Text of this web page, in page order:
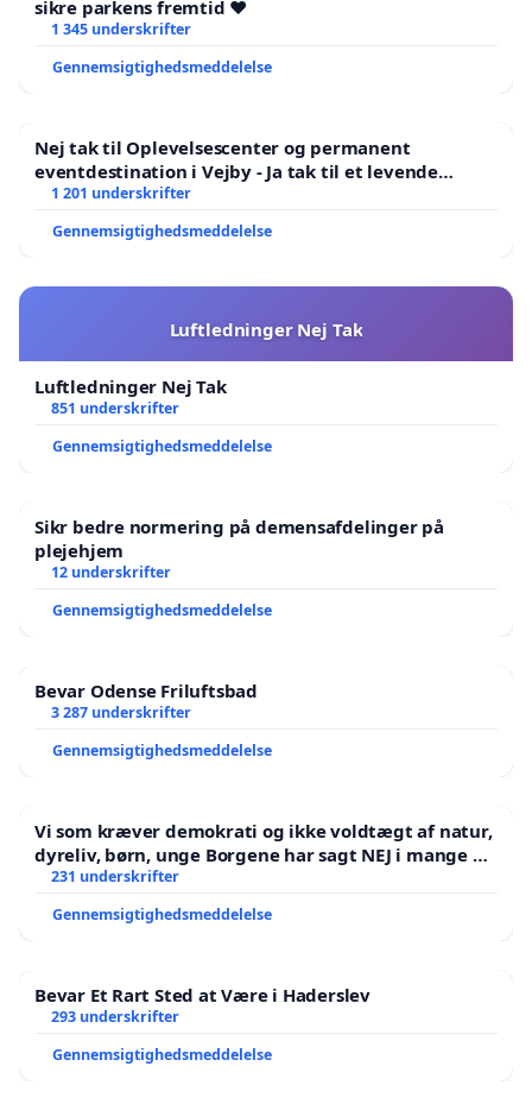
sikre parkens fremtid ❤️
1 345 underskrifter
Gennemsigtighedsmeddelelse
Nej tak til Oplevelsescenter og permanent
eventdestination i Vejby - Ja tak til et levende
lokalområde i balance
1 201 underskrifter
Gennemsigtighedsmeddelelse
Luftledninger Nej Tak
Luftledninger Nej Tak
851 underskrifter
Gennemsigtighedsmeddelelse
Sikr bedre normering på demensafdelinger på
plejehjem
12 underskrifter
Gennemsigtighedsmeddelelse
Bevar Odense Friluftsbad
3 287 underskrifter
Gennemsigtighedsmeddelelse
Vi som kræver demokrati og ikke voldtægt af natur,
dyreliv, børn, unge Borgene har sagt NEJ i mange år.
Der er
231 underskrifter
Gennemsigtighedsmeddelelse
Bevar Et Rart Sted at Være i Haderslev
293 underskrifter
Gennemsigtighedsmeddelelse